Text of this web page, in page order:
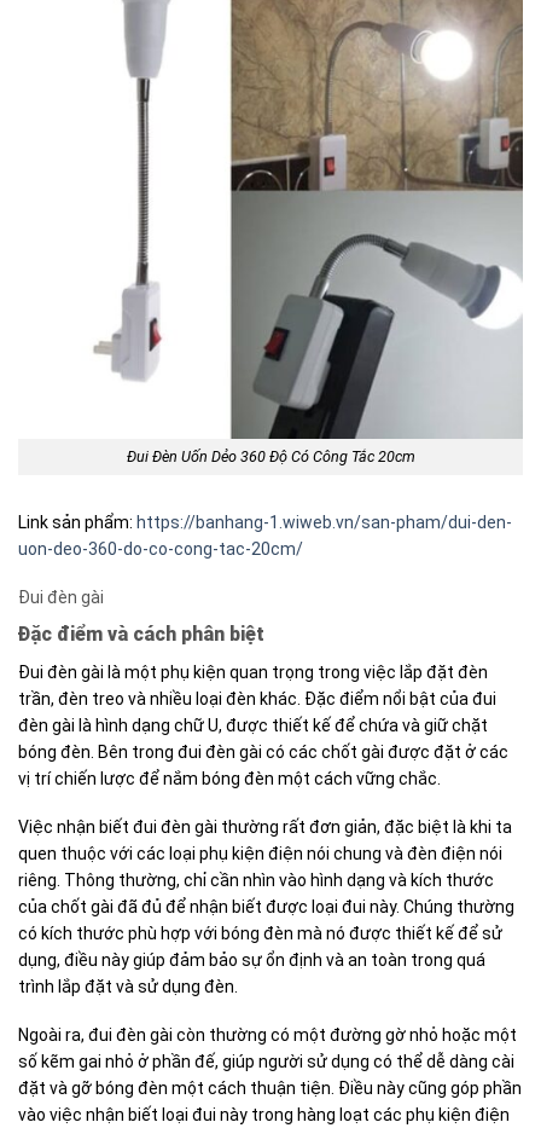
Đui Đèn Uốn Dẻo 360 Độ Có Công Tắc 20cm
Link sản phẩm: https://banhang-1.wiweb.vn/san-pham/dui-den-
uon-deo-360-do-co-cong-tac-20cm/
Đui đèn gài
Đặc điểm và cách phân biệt
Đui đèn gài là một phụ kiện quan trọng trong việc lắp đặt đèn
trần, đèn treo và nhiều loại đèn khác. Đặc điểm nổi bật của đui
đèn gài là hình dạng chữ U, được thiết kế để chứa và giữ chặt
bóng đèn. Bên trong đui đèn gài có các chốt gài được đặt ở các
vị trí chiến lược để nắm bóng đèn một cách vững chắc.
Việc nhận biết đui đèn gài thường rất đơn giản, đặc biệt là khi ta
quen thuộc với các loại phụ kiện điện nói chung và đèn điện nói
riêng. Thông thường, chỉ cần nhìn vào hình dạng và kích thước
của chốt gài đã đủ để nhận biết được loại đui này. Chúng thường
có kích thước phù hợp với bóng đèn mà nó được thiết kế để sử
dụng, điều này giúp đảm bảo sự ổn định và an toàn trong quá
trình lắp đặt và sử dụng đèn.
Ngoài ra, đui đèn gài còn thường có một đường gờ nhỏ hoặc một
số kẽm gai nhỏ ở phần đế, giúp người sử dụng có thể dễ dàng cài
đặt và gỡ bóng đèn một cách thuận tiện. Điều này cũng góp phần
vào việc nhận biết loại đui này trong hàng loạt các phụ kiện điện